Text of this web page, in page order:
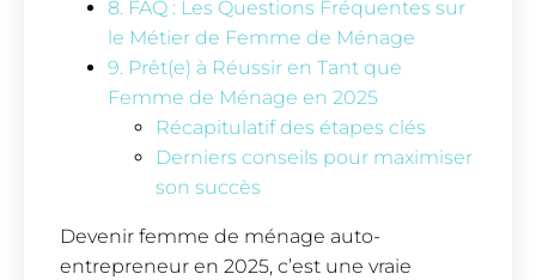
8. FAQ : Les Questions Fréquentes sur
le Métier de Femme de Ménage
9. Prêt(e) à Réussir en Tant que
Femme de Ménage en 2025
Récapitulatif des étapes clés
Derniers conseils pour maximiser
son succès
Devenir femme de ménage auto-
entrepreneur en 2025, c’est une vraie